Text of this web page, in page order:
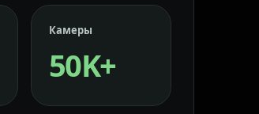
Камеры
50K+